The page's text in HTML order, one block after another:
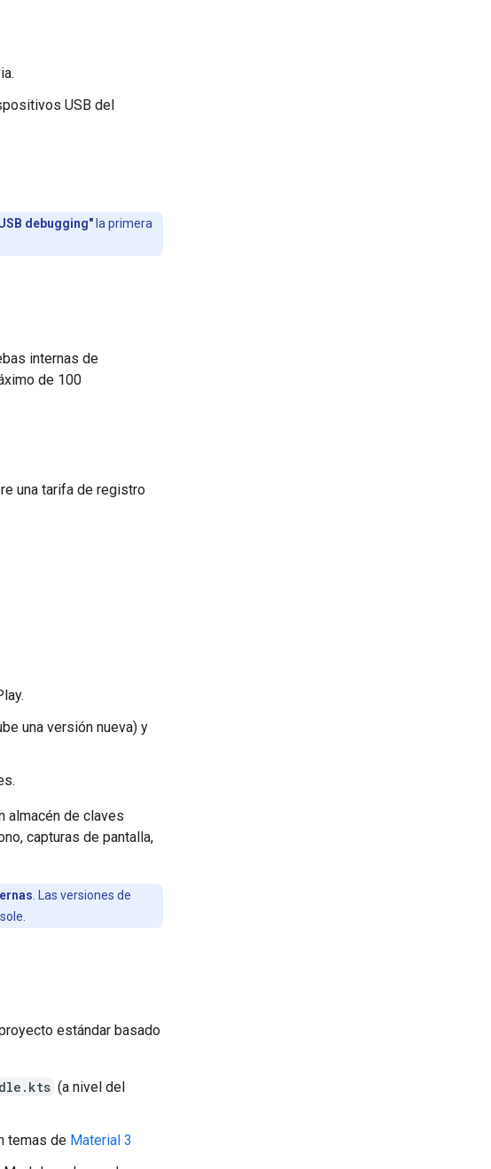
USB del
debugging" la primera
internas de
de 100
una tarifa de registro
una versión nueva) y
almacén de claves
capturas de pantalla,
. Las versiones de
estándar basado
(a nivel del
temas de Material 3